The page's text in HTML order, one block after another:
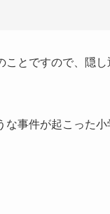
とですので、隠
事件が起こった小